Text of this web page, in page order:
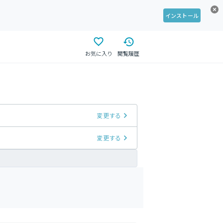
インストール
お気に入り 閲覧履歴
変更する
変更する